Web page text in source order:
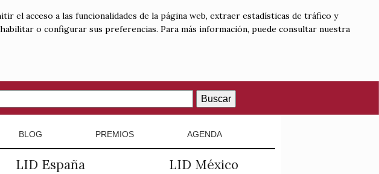
acceso a las funcionalidades de la página web, extraer estadísticas de tráfico y
o configurar sus preferencias. Para más información, puede consultar nuestra
Buscar
BLOG PREMIOS AGENDA
LID España LID México